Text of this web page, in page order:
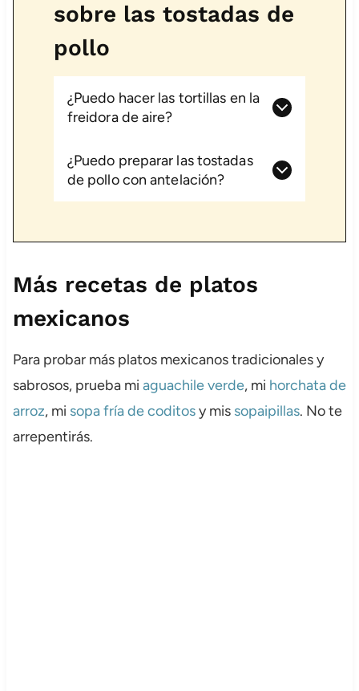
sobre las tostadas de
pollo
¿Puedo hacer las tortillas en la
freidora de aire?
¿Puedo preparar las tostadas
de pollo con antelación?
Más recetas de platos
mexicanos
Para probar más platos mexicanos tradicionales y
sabrosos, prueba mi aguachile verde, mi horchata de
arroz, mi sopa fría de coditosy mis sopaipillas. No te
arrepentirás.